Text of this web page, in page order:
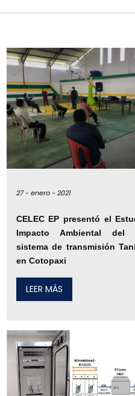
27 - enero - 2021
CELEC EP presentó el
Impacto Ambiental del
sistema de transmisión
en Cotopaxi
LEER MÁS